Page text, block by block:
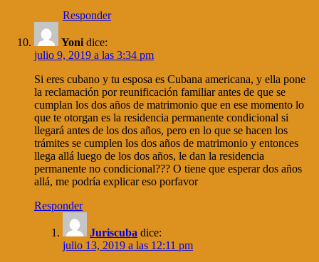
Responder
Yoni dice:
julio 9, 2019 a las 3:34 pm
Si eres cubano y tu esposa es Cubana americana, y ella pone
la reclamación por reunificación familiar antes de que se
cumplan los dos años de matrimonio que en ese momento lo
que te otorgan es la residencia permanente condicional si
llegará antes de los dos años, pero en lo que se hacen los
trámites se cumplen los dos años de matrimonio y entonces
llega allá luego de los dos años, le dan la residencia
permanente no condicional??? O tiene que esperar dos años
allá, me podría explicar eso porfavor
Responder
Juriscuba dice:
julio 13, 2019 a las 12:11 pm